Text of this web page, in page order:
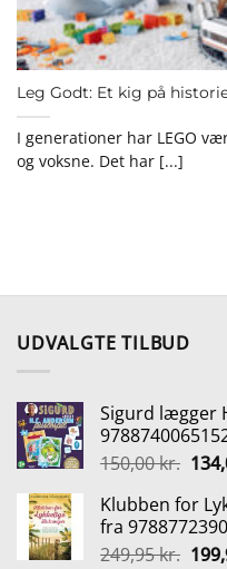
Leg Godt: Et kig på
I generationer har LEGO
og voksne. Det har [...]
UDVALGTE TILBUD
Sigurd lægger
150,00kr. Den
pris
var:
Klubben for
fra
249,95kr. Den